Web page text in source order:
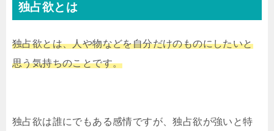
独占欲とは
独占欲とは、人や物などを自分だけのものにしたいと
思う気持ちのことです。
独占欲は誰にでもある感情ですが、独占欲が強いと特